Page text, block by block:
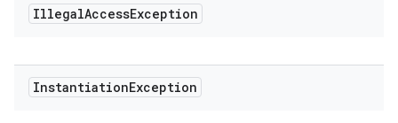
IllegalAccessException
InstantiationException